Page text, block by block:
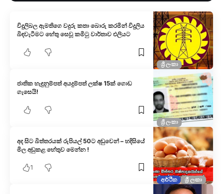
ශ්‍රී ලංකා
විදුලිබල ඇමතිගෙ වදුරු කතා බොරු කරමින් විදුලිය
බිඳවැටීමට හේතු සෙ​වූ කමිටු වාර්තාව එලියට
ශ්‍රී ලංකා
ජාතික හැඳුනුම්පත් අයදුම්පත් ලක්ෂ 15ක් ගොඩ
ගැසෙයි!
ආර්ථික ශ්‍රී ලංකා
අද සිට බිත්තරයක් රුපියල් 50ට අඩුවෙන් – හදිසියේ
මිල අඩුකළ හේතුව මෙන්න !
1